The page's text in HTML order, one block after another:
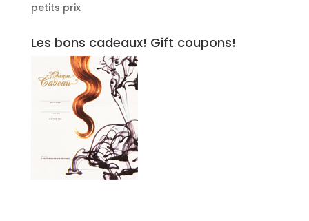
petits prix
Les bons cadeaux! Gift coupons!